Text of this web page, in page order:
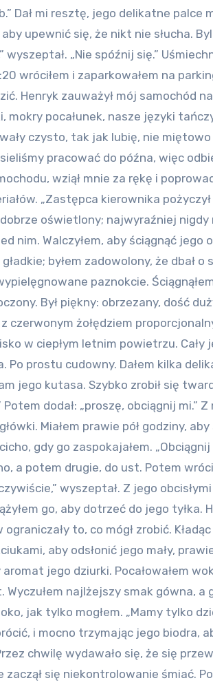
Dał mi resztę, jego delikatne
upewnić się, że nikt nie słucha.
„Nie spóźnij się.”
wróciłem i zaparkowałem na
Henryk zauważył mój samochód
pocałunek, nasze języki
czysto, tak jak lubię, nie
pracować do późna, więc
wziął mnie za rękę i
„Zastępca kierownika pożyczył
oświetlony; najwyraźniej nigdy
nim. Walczyłem, aby ściągnąć jego
byłem zadowolony, że dbał o
paznokcie.
Był piękny: obrzezany, dość
czerwonym żołędziem
w ciepłym letnim powietrzu. Cały
Po prostu cudowny. Dałem kilka
jego kutasa. Szybko zrobił się
dodał: „proszę, obciągnij mi.”
Miałem prawie pół godziny,
gdy go zaspokajałem.
a potem drugie, do ust. Potem
wyszeptał. Z jego
go, aby dotrzeć do jego tyłka.
to, co mógł zrobić.
aby odsłonić jego mały,
jego dziurki. Pocałowałem
najlżejszy smak gówna, a
jak tylko mogłem. „Mamy tylko
i mocno trzymając jego biodra,
chwilę wydawało się, że się
się niekontrolowanie śmiać.